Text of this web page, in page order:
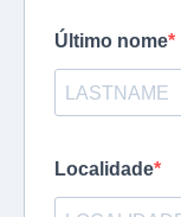
Último nome
Localidade